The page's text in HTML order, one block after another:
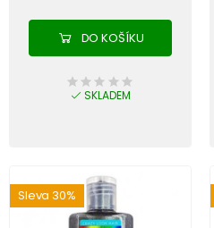
DO KOŠÍKU
SKLADEM
Sleva 30%